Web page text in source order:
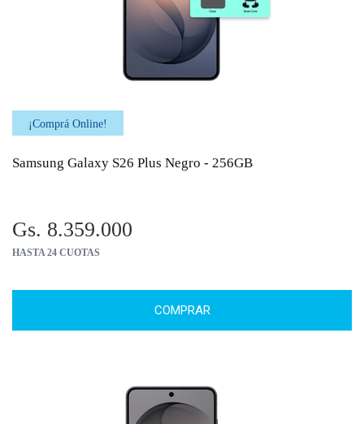
¡Comprá Online!
Samsung Galaxy S26 Plus Negro - 256GB
Gs. 8.359.000
HASTA 24 CUOTAS
COMPRAR